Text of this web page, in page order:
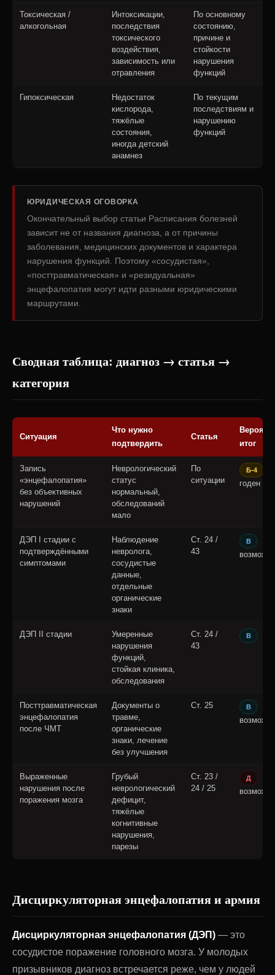
Токсическая /
алкогольная
Интоксикации,
последствия
токсического
воздействия,
зависимость или
отравления
По основному
состоянию,
причине и
стойкости
нарушения
функций
Гипоксическая
Недостаток
кислорода,
тяжёлые
состояния,
иногда детский
анамнез
По текущим
последствиям и
нарушению
функций
ЮРИДИЧЕСКАЯ ОГОВОРКА
Окончательный выбор статьи Расписания болезней
зависит не от названия диагноза, а от причины
заболевания, медицинских документов и характера
нарушения функций. Поэтому «сосудистая»,
«посттравматическая» и «резидуальная»
энцефалопатия могут идти разными юридическими
маршрутами.
Сводная таблица: диагноз → статья →
категория
Ситуация
Что нужно
подтвердить
Статья
итог
Запись
«энцефалопатия»
без объективных
нарушений
Неврологический
статус
нормальный,
обследований
мало
По
ситуации
Б-4
годен
ДЭП I стадии с
подтверждёнными
симптомами
Наблюдение
невролога,
сосудистые
данные,
отдельные
органические
знаки
Ст. 24 /
43
В
возможно
ДЭП II стадии
Умеренные
нарушения
функций,
стойкая клиника,
обследования
Ст. 24 /
43
В
Посттравматическая
энцефалопатия
после ЧМТ
Документы о
травме,
органические
знаки, лечение
без улучшения
Ст. 25 В
возможно
Выраженные
нарушения после
поражения мозга
Грубый
неврологический
дефицит,
тяжёлые
когнитивные
нарушения,
парезы
Ст. 23 /
24 / 25
Д
возможно
Дисциркуляторная энцефалопатия и армия
Дисциркуляторная энцефалопатия (ДЭП) — это
сосудистое поражение головного мозга. У молодых
призывников диагноз встречается реже, чем у людей